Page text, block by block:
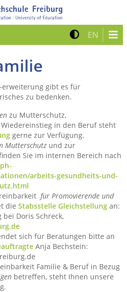
Kontrast
EN Zur
gibt es für
zu bedenken.
zu Mutterschutz,
in den Beruf steht
gerne zur Verfügung.
Mutterschutz und zur
Sie im internen Bereich nach
arbeits-gesundheits-und-
für Promovierende und
die Stabsstelle Gleichstellung an:
Doris Schreck,
sich für Beratungen bitte an
Anja Bechstein:
Familie & Beruf in Bezug
betreffen, steht Ihnen unsere